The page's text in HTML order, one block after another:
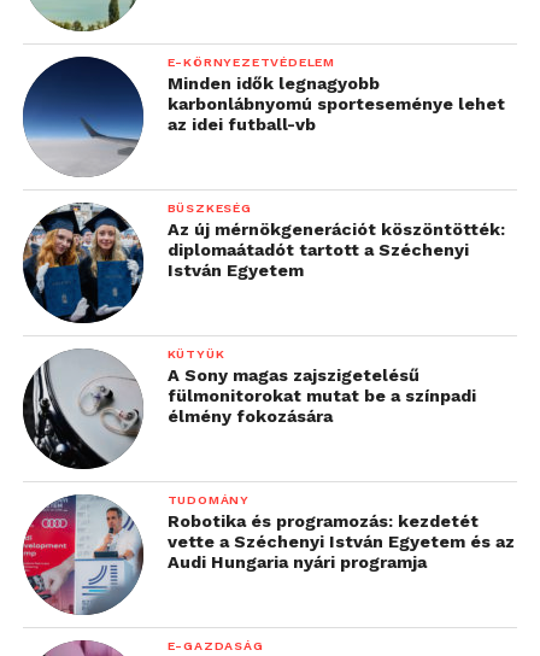
E-KÖRNYEZETVÉDELEM
Minden idők legnagyobb
karbonlábnyomú sporteseménye lehet
az idei futball-vb
BÜSZKESÉG
Az új mérnökgenerációt köszöntötték:
diplomaátadót tartott a Széchenyi
István Egyetem
KÜTYÜK
A Sony magas zajszigetelésű
fülmonitorokat mutat be a színpadi
élmény fokozására
TUDOMÁNY
Robotika és programozás: kezdetét
vette a Széchenyi István Egyetem és az
Audi Hungaria nyári programja
E-GAZDASÁG